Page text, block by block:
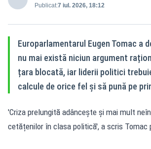
Publicat:7 iul. 2026, 18:12
Europarlamentarul Eugen Tomac a
nu mai există niciun argument
țara blocată, iar liderii politici
calcule de orice fel și să pună pe
'Criza prelungită adâncește și mai mult
cetățenilor în clasa politică', a scris Tomac